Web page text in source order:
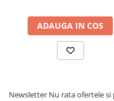
ADAUGA IN COS
Newsletter Nu rata ofertele